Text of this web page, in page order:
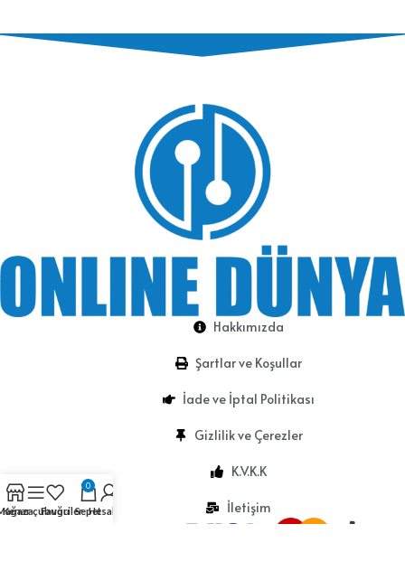
Hakkımızda
Şartlar ve Koşullar
İade ve İptal Politikası
Gizlilik ve Çerezler
K.V.K.K
İletişim
Kenar çubuğu
Favoriler
0
SepetHesabım